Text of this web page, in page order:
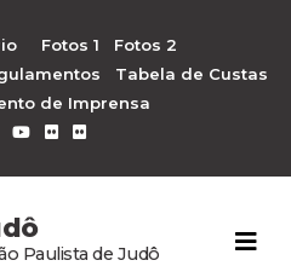
Fotos 1
Fotos 2
Tabela de Custas
de Imprensa
Paulista de Judô